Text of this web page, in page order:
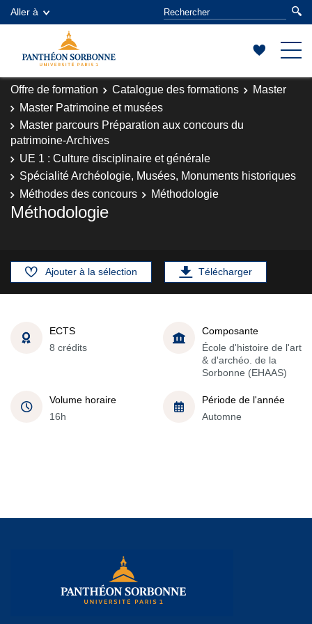
Aller à
Offre de formation Catalogue des formations
Master
Master Patrimoine et musées
Master parcours Préparation aux concours du
patrimoine-Archives
UE 1 : Culture disciplinaire et générale
Spécialité Archéologie, Musées, Monuments historiques
Méthodes des concours
Méthodologie
Méthodologie
Ajouter à la sélection Télécharger
ECTS
8 crédits
Composante
École d'histoire de l'art
& d'archéo. de la
Sorbonne (EHAAS)
Volume horaire
16h
Période de l'année
Automne